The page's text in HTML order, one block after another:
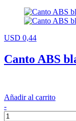
USD 0,44
Canto ABS
Añadir al carrito
-